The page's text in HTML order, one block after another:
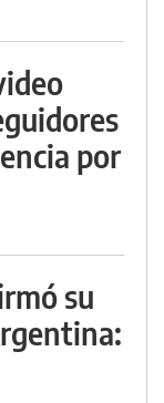
por
su